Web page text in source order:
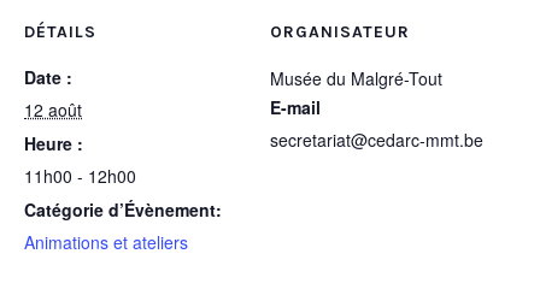
DÉTAILS
Date :
12 août
Heure :
11h00 - 12h00
Catégorie d’Évènement:
Animations et ateliers
ORGANISATEUR
Musée du Malgré-Tout
E-mail
secretariat@cedarc-mmt.be